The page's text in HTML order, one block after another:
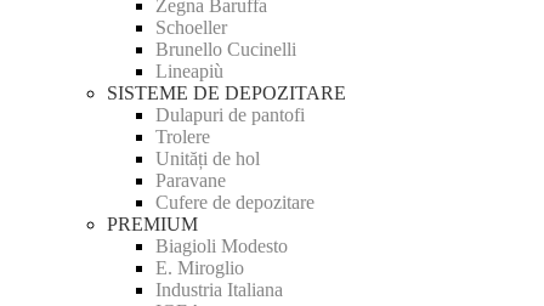
Zegna Baruffa
Schoeller
Brunello Cucinelli
Lineapiù
SISTEME DE DEPOZITARE
Dulapuri de pantofi
Trolere
Unități de hol
Paravane
Cufere de depozitare
PREMIUM
Biagioli Modesto
E. Miroglio
Industria Italiana